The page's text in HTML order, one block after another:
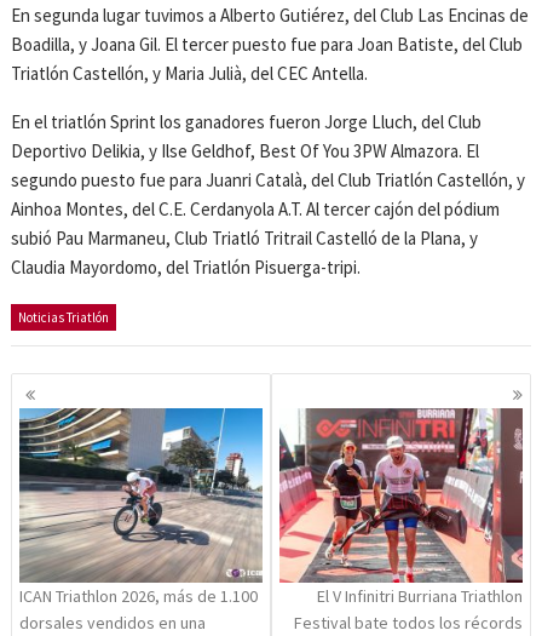
En segunda lugar tuvimos a Alberto Gutiérez, del Club Las Encinas de
Boadilla, y Joana Gil. El tercer puesto fue para Joan Batiste, del Club
Triatlón Castellón, y Maria Julià, del CEC Antella.
En el triatlón Sprint los ganadores fueron Jorge Lluch, del Club
Deportivo Delikia, y Ilse Geldhof, Best Of You 3PW Almazora. El
segundo puesto fue para Juanri Català, del Club Triatlón Castellón, y
Ainhoa Montes, del C.E. Cerdanyola A.T. Al tercer cajón del pódium
subió Pau Marmaneu, Club Triatló Tritrail Castelló de la Plana, y
Claudia Mayordomo, del Triatlón Pisuerga-tripi.
Noticias Triatlón
Navegación
de
entradas
ICAN Triathlon 2026, más de 1.100
dorsales vendidos en una
El V Infinitri Burriana Triathlon
Festival bate todos los récords